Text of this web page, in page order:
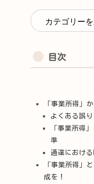
目次
「事業所得」
よくある誤り
「事業所得
準
通達における
「事業所得」
成を！